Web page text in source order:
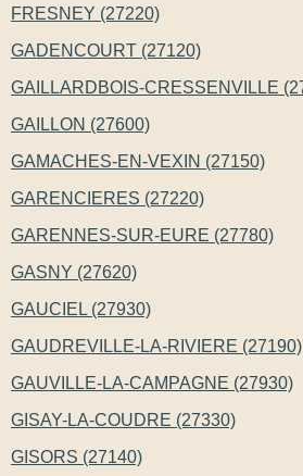
FRESNEY (27220)
GADENCOURT (27120)
GAILLARDBOIS-CRESSENVILLE
GAILLON (27600)
GAMACHES-EN-VEXIN (27150)
GARENCIERES (27220)
GARENNES-SUR-EURE (27780)
GASNY (27620)
GAUCIEL (27930)
GAUDREVILLE-LA-RIVIERE (27190)
GAUVILLE-LA-CAMPAGNE (27930)
GISAY-LA-COUDRE (27330)
GISORS (27140)